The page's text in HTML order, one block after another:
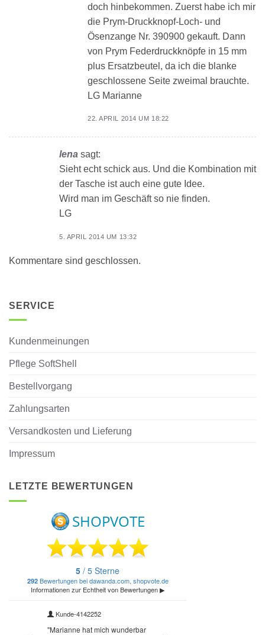
doch hinbekommen. Zuerst habe ich mir
die Prym-Druckknopf-Loch- und
Ösenzange Nr. 390900 gekauft. Dann
von Prym Federdruckknöpfe in 15 mm
plus Ersatzbeutel, da ich die blanke
geschlossene Seite zweimal brauchte.
LG Marianne
22. APRIL 2014 UM 18:22
lena sagt:
Sieht echt schick aus. Und die Kombination mit
der Tasche ist auch eine gute Idee.
Wird man im Geschäft so nie finden.
LG
5. APRIL 2014 UM 13:32
Kommentare sind geschlossen.
SERVICE
Kundenmeinungen
Pflege SoftShell
Bestellvorgang
Zahlungsarten
Versandkosten und Lieferung
Impressum
LETZTE BEWERTUNGEN